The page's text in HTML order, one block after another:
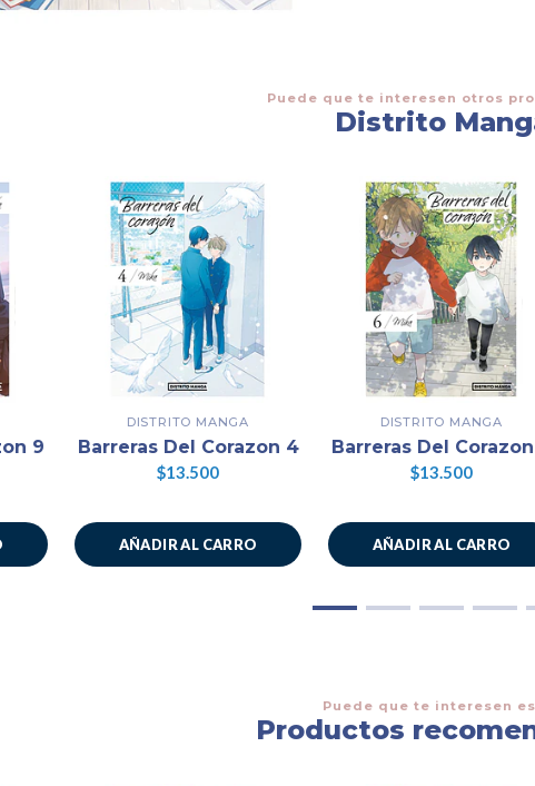
Puede que te interesen otros
Distrito
9
DISTRITO MANGA
Barreras Del Corazon 4
$13.500
AÑADIR AL CARRO
DISTRITO MANGA
Barreras Del
$13.500
AÑADIR AL CARRO
Puede que te interesen
Productos